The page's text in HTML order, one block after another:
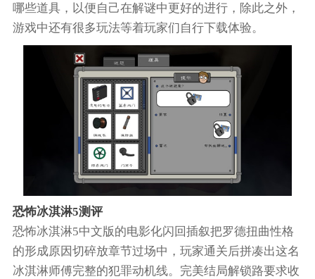
哪些道具，以便自己在解谜中更好的进行，除此之外，
游戏中还有很多玩法等着玩家们自行下载体验。
恐怖冰淇淋5测评
恐怖冰淇淋5中文版的电影化闪回插叙把罗德扭曲性格
的形成原因切碎放章节过场中，玩家通关后拼凑出这名
冰淇淋师傅完整的犯罪动机线。完美结局解锁路要求收